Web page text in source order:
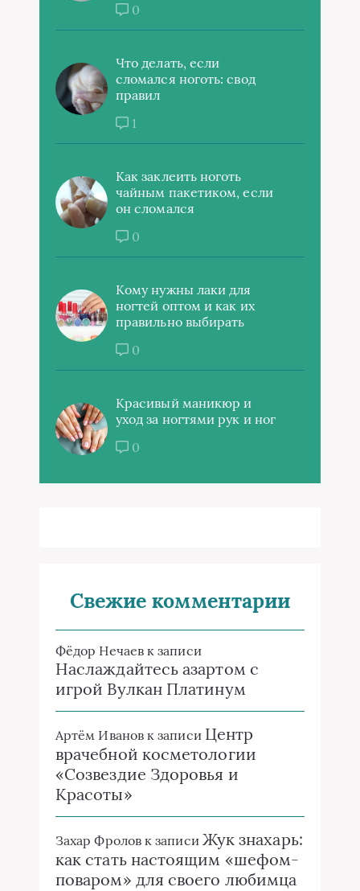
0
Что делать, если
сломался ноготь: свод
правил
1
Как заклеить ноготь
чайным пакетиком, если
он сломался
0
Кому нужны лаки для
ногтей оптом и как их
правильно выбирать
0
Красивый маникюр и
уход за ногтями рук и ног
0
Свежие комментарии
Фёдор Нечаевк записи
Наслаждайтесь азартом с
игрой Вулкан Платинум
Артём Ивановк записи Центр
врачебной косметологии
«Созвездие Здоровья и
Красоты»
Захар Фроловк записи Жук знахарь:
как стать настоящим «шефом-
поваром» для своего любимца